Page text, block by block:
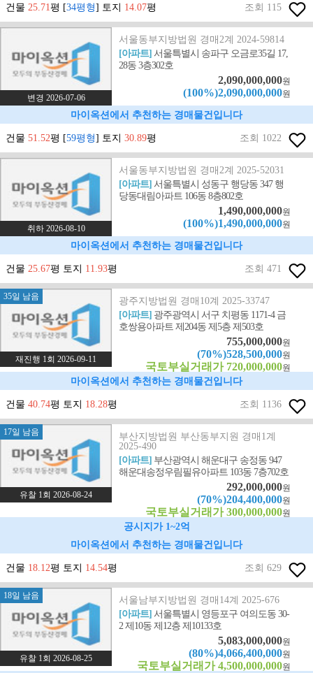
건물 25.71평 [34평형] 토지 14.07평 조회 115
변경 2026-07-06
서울동부지방법원 경매2계 2024-59814
[아파트]서울특별시 송파구 오금로35길 17,
28동 3층302호
2,090,000,000원
(100%)2,090,000,000원
마이옥션에서 추천하는 경매물건입니다
건물 51.52평 [59평형] 토지 30.89평 조회 1022
취하 2026-08-10
서울동부지방법원 경매2계 2025-52031
[아파트]서울특별시 성동구 행당동 347 행
당동대림아파트 106동 8층802호
1,490,000,000원
(100%)1,490,000,000원
마이옥션에서 추천하는 경매물건입니다
건물 25.67평 토지 11.93평 조회 471
35일 남음
재진행 1회 2026-09-11
광주지방법원 경매10계 2025-33747
[아파트] 광주광역시 서구 치평동 1171-4 금
호쌍용아파트 제204동 제5층 제503호
755,000,000원
(70%)528,500,000원
국토부실거래가 720,000,000원
마이옥션에서 추천하는 경매물건입니다
건물 40.74평 토지 18.28평 조회 1136
17일 남음
유찰 1회 2026-08-24
부산지방법원 부산동부지원 경매1계
2025-490
[아파트] 부산광역시 해운대구 송정동 947
해운대송정우림필유아파트 103동 7층702호
292,000,000원
(70%)204,400,000원
국토부실거래가 300,000,000원
공시지가 1~2억
마이옥션에서 추천하는 경매물건입니다
건물 18.12평 토지 14.54평 조회 629
18일 남음
유찰 1회 2026-08-25
서울남부지방법원 경매14계 2025-676
[아파트]서울특별시 영등포구 여의도동 30-
2 제10동 제12층 제10133호
5,083,000,000원
(80%)4,066,400,000원
국토부실거래가 4,500,000,000원